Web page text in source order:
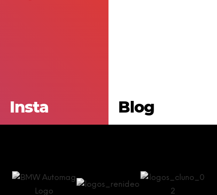
Insta Blog